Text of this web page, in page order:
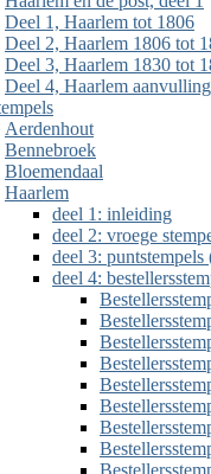
Deel 1, Haarlem tot 1806
Deel 2, Haarlem 1806 tot
Deel 3, Haarlem 1830 tot
Deel 4, Haarlem
Aerdenhout
Bennebroek
Bloemendaal
Haarlem
deel 1: inleiding
deel 2: vroege
deel 3:
deel 4: